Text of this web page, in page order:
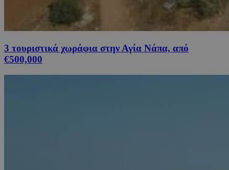
3 τουριστικά χωράφια στην Αγία Νάπα, από
€500,000